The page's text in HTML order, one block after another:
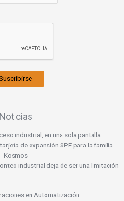
Suscribirse
Noticias
industrial, en una sola pantalla
de expansión SPE para la familia
Kosmos
industrial deja de ser una limitación
en Automatización